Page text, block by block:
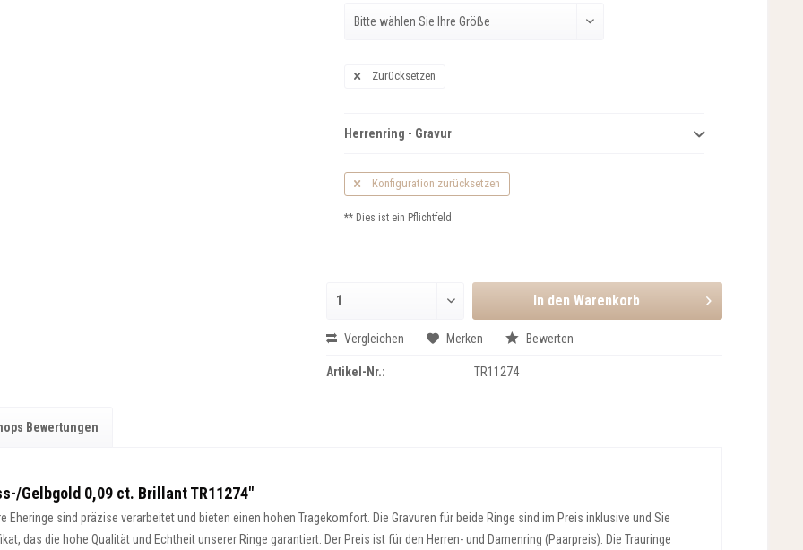
Zurücksetzen
Herrenring - Gravur
Konfiguration zurücksetzen
** Dies ist ein Pflichtfeld.
In den Warenkorb
Vergleichen Merken Bewerten
Artikel-Nr.: TR11274
Bewertungen
Gelbgold 0,09 ct. Brillant TR11274"
Eheringe sind präzise verarbeitet und bieten einen hohen Tragekomfort. Die Gravuren für beide Ringe sind im Preis inklusive und Sie
das die hohe Qualität und Echtheit unserer Ringe garantiert. Der Preis ist für den Herren- und Damenring (Paarpreis). Die Trauringe